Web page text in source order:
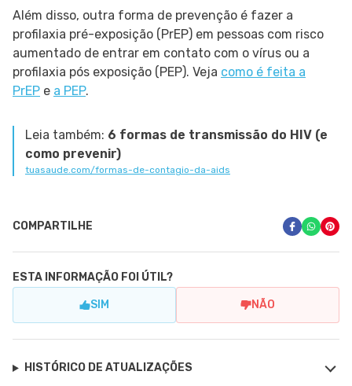
Além disso, outra forma de prevenção é fazer a
profilaxia pré-exposição (PrEP) em pessoas com risco
aumentado de entrar em contato com o vírus ou a
profilaxia pós exposição (PEP). Veja como é feita a
PrEP e a PEP.
Leia também: 6 formas de transmissão do HIV (e
como prevenir)
tuasaude.com/formas-de-contagio-da-aids
COMPARTILHE
ESTA INFORMAÇÃO FOI ÚTIL?
SIM NÃO
HISTÓRICO DE ATUALIZAÇÕES